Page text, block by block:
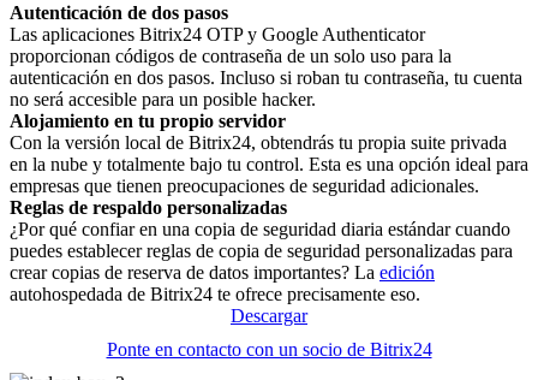
Autenticación de dos pasos
Las aplicaciones Bitrix24 OTP y Google Authenticator
proporcionan códigos de contraseña de un solo uso para la
autenticación en dos pasos. Incluso si roban tu contraseña, tu cuenta
no será accesible para un posible hacker.
Alojamiento en tu propio servidor
Con la versión local de Bitrix24, obtendrás tu propia suite privada
en la nube y totalmente bajo tu control. Esta es una opción ideal para
empresas que tienen preocupaciones de seguridad adicionales.
Reglas de respaldo personalizadas
¿Por qué confiar en una copia de seguridad diaria estándar cuando
puedes establecer reglas de copia de seguridad personalizadas para
crear copias de reserva de datos importantes? La edición
autohospedada de Bitrix24 te ofrece precisamente eso.
Descargar
Ponte en contacto con un socio de Bitrix24